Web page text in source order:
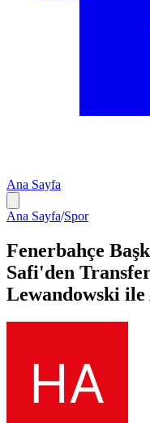
Ana Sayfa
Ana Sayfa/Spor
Fenerbahçe
Safi'den
Lewandowski ile